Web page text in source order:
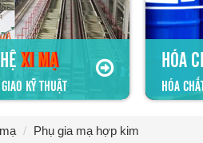
XI MẠ
KỸ THUẬT
HÓA
HÓA
Phụ gia mạ hợp kim